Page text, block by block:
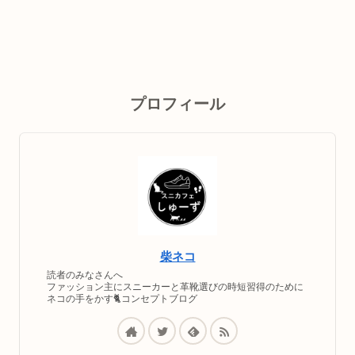
プロフィール
柴ネコ
読者のみなさんへ
ファッション主にスニーカーと革靴選びの時短習得のために
ネコの手をかす🐈コンセプトブログ